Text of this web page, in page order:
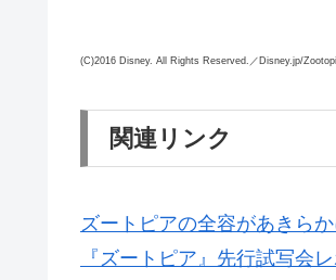
(C)2016 Disney. All Rights Reserved.／Disney.jp/
関連リンク
ズートピアの全容があきら
『ズートピア』先行試写会